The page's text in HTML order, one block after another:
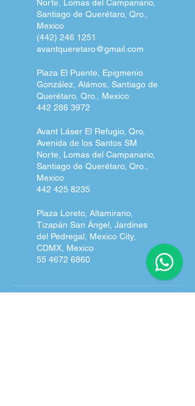
Norte, Lomas del Campanario,
Santiago de Querétaro, Qro.,
Mexico
(442) 246 1251
avantqueretaro@gmail.com
Plaza El Puente, Epigmenio
González, Alámos, Santiago de
Querétaro, Qro., Mexico
442 286 3972
Avant Láser El Refugio, Qro,
Avenida de los Santos SM
Norte, Lomas del Campanario,
Santiago de Querétaro, Qro.,
Mexico
442 425 8235
Plaza Loreto, Altamirano,
Tizapán San Ángel, Jardines
del Pedregal, Mexico City,
CDMX, Mexico
55 4672 6860